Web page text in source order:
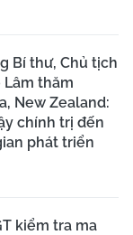
Bí thư, Chủ tịch
Lâm thăm
New Zealand:
chính trị đến
phát triển
kiểm tra ma